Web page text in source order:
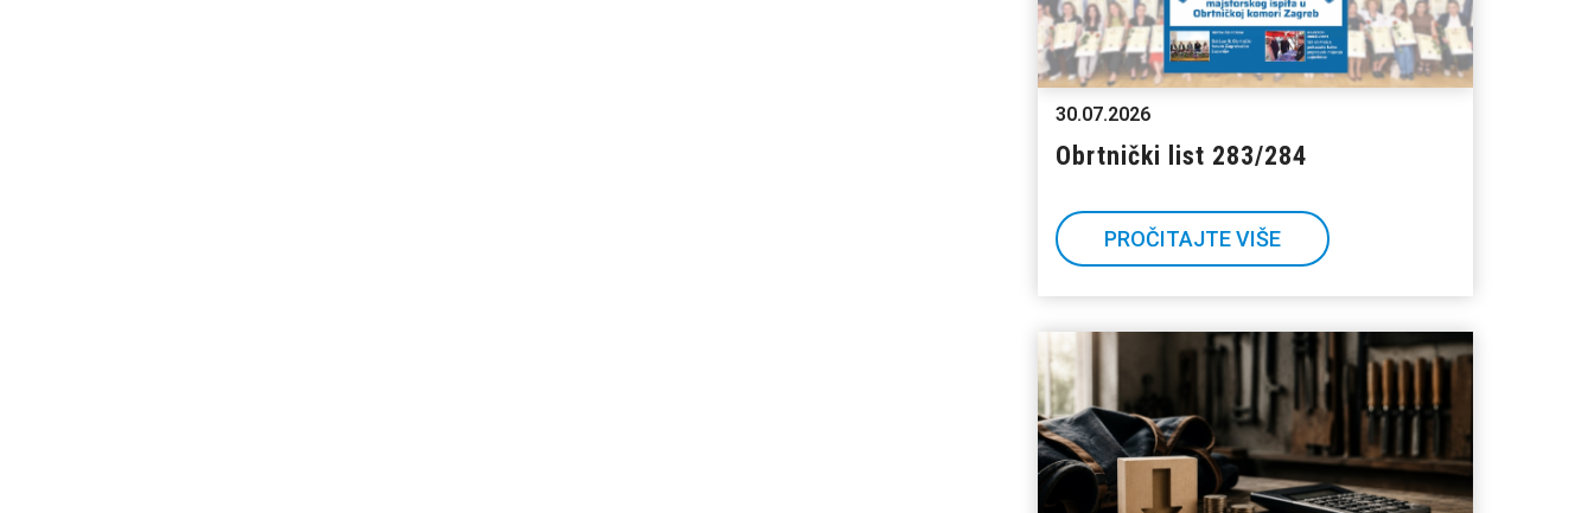
30.07.2026
Obrtnički list 283/284
PROČITAJTE VIŠE